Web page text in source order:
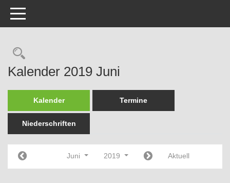
Toggle navigation
Rechercheauswahl
Kalender 2019 Juni
Kalender Termine
Niederschriften
Juni 2019 Aktuell